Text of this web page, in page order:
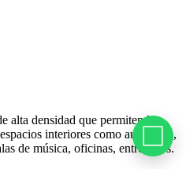
alta densidad que permiten la
interiores como auditorios,
de música, oficinas, entre otros.